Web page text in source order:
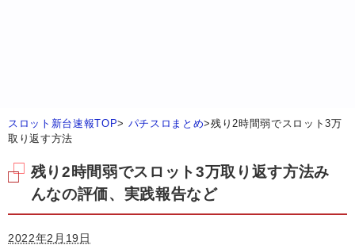
スロット新台速報TOP> パチスロまとめ>残り2時間弱でスロット3万
取り返す方法
残り2時間弱でスロット3万取り返す方法み
んなの評価、実践報告など
2022年2月19日